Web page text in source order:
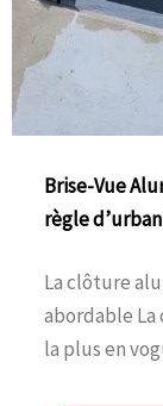
Brise-Vue
règle
La clôture
abordable
la plus en